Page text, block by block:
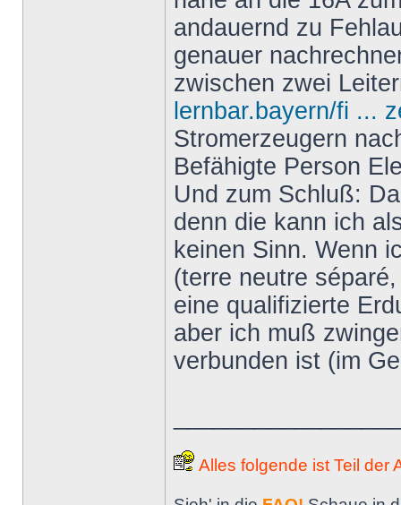
andauernd zu
genauer
zwischen zwei
lernbar.bayern/fi ...
Stromerzeugern
Befähigte Person
Und zum Schluß:
denn die kann ich
keinen Sinn. Wenn
(terre neutre
eine qualifizierte
aber ich muß
verbunden ist (im
Alles folgende ist Teil der